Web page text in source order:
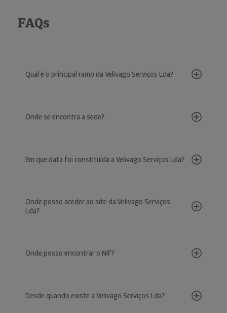
FAQs
Qual é o principal ramo da Velivago Serviços Lda?
Onde se encontra a sede?
Em que data foi constituída a Velivago Serviços Lda?
Onde posso aceder ao site da Velivago Serviços
Lda?
Onde posso encontrar o NIF?
Desde quando existe a Velivago Serviços Lda?